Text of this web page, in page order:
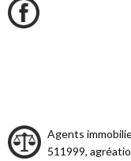
Agents
511999,